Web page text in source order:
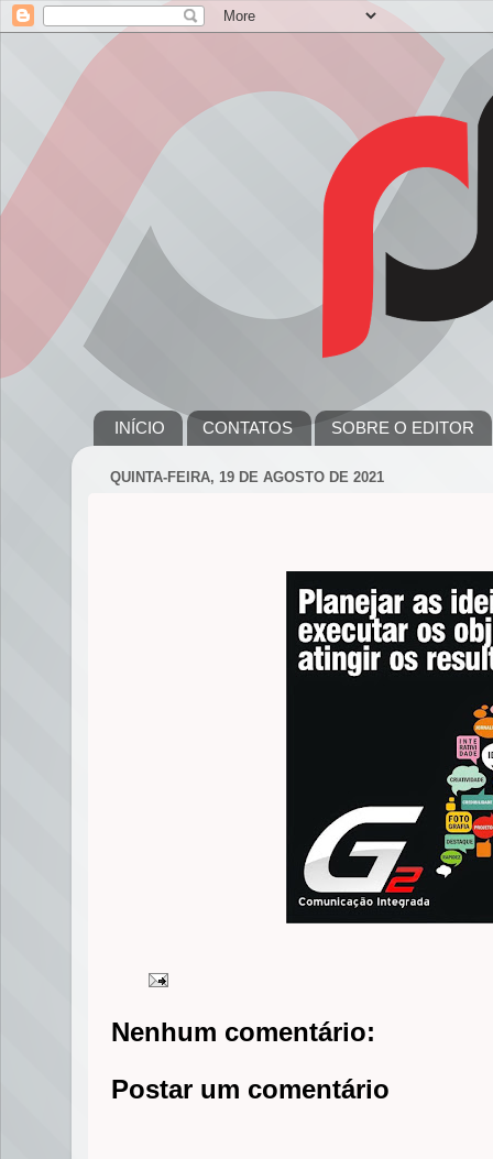
INÍCIO CONTATOS SOBRE O EDITOR
QUINTA-FEIRA, 19 DE AGOSTO DE 2021
Nenhum comentário:
Postar um comentário